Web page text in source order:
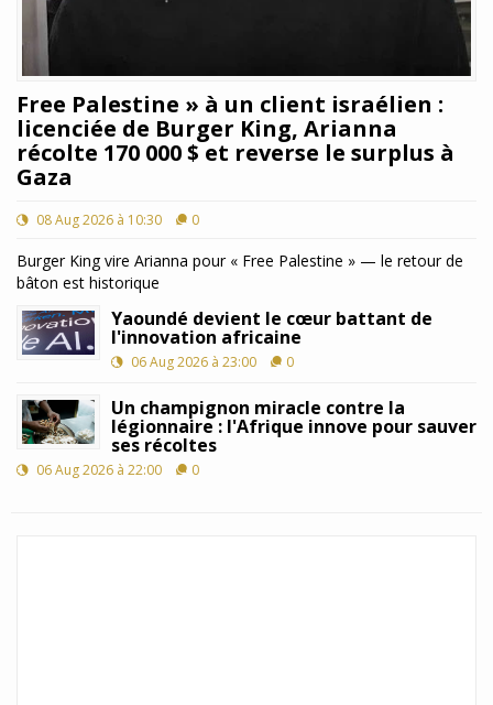
Free Palestine » à un client israélien :
licenciée de Burger King, Arianna
récolte 170 000 $ et reverse le surplus à
Gaza
08 Aug 2026 à 10:30 0
Burger King vire Arianna pour « Free Palestine » — le retour de
bâton est historique
Yaoundé devient le cœur battant de
l'innovation africaine
06 Aug 2026 à 23:00 0
Un champignon miracle contre la
légionnaire : l'Afrique innove pour sauver
ses récoltes
06 Aug 2026 à 22:00 0